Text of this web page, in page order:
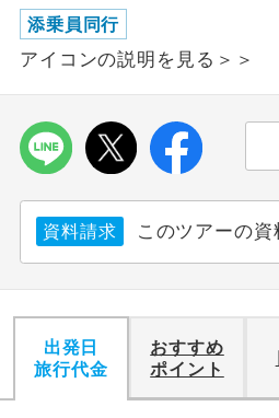
添乗員同行
アイコンの説明を見る＞＞
資料請求 このツアーの資
出発日
旅行代金
おすすめ
ポイント
ホテル指定
す。
ス2席利用
す。